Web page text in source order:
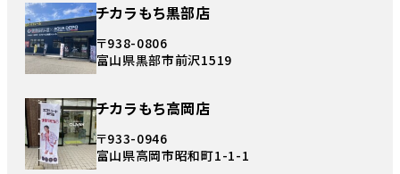
チカラもち黒部店
〒938-0806
富山県黒部市前沢1519
チカラもち高岡店
〒933-0946
富山県高岡市昭和町1-1-1